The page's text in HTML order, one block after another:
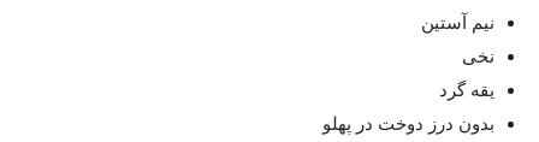
نیم آستین
نخی
یقه گرد
بدون درز دوخت در پهلو